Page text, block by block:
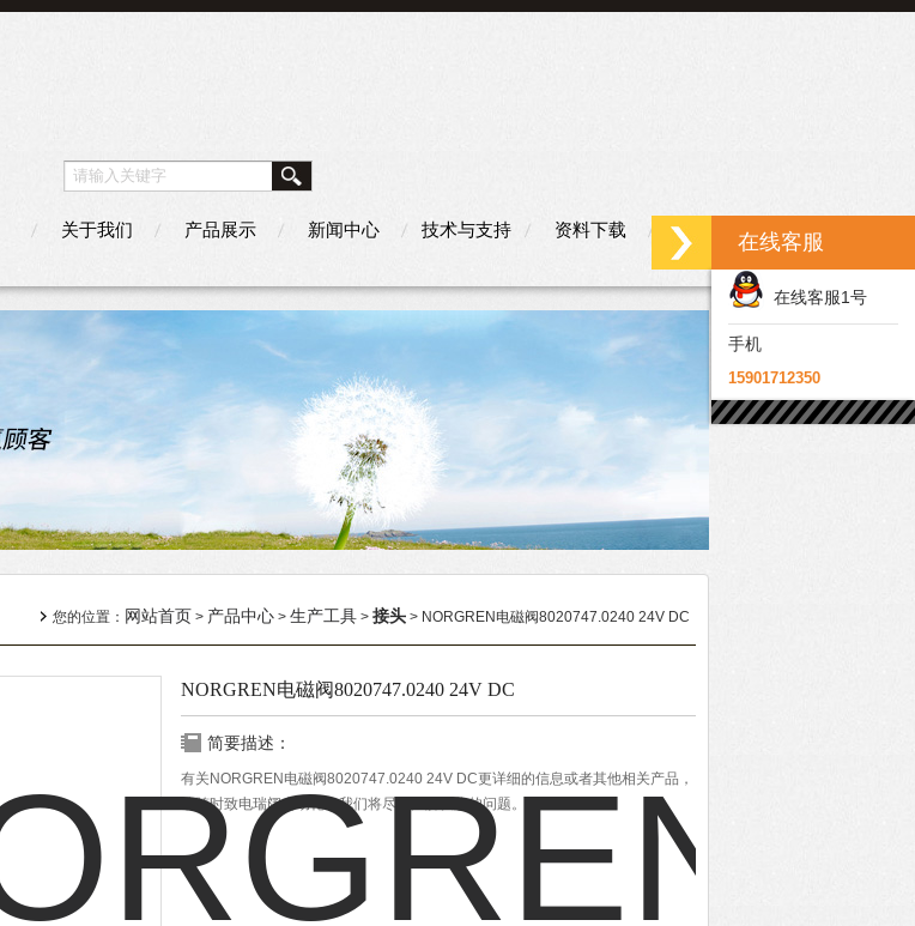
关于我们 产品展示 新闻中心 技术与支持 资料下载 联系我们
您的位置： 网站首页 > 产品中心 > 生产工具 > 接头 > NORGREN电磁阀8020747.0240 24V DC
NORGREN电磁阀8020747.0240 24V DC
简要描述：
有关NORGREN电磁阀8020747.0240 24V DC更详细的信息或者其他相关产品，
请随时致电瑞阔自动化，我们将尽全力解决您的问题。
在线客服
在线客服1号
手机
15901712350